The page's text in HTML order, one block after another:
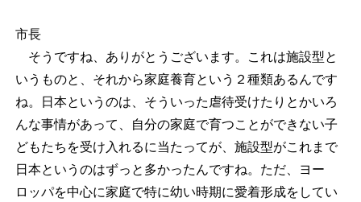
市長
そうですね、ありがとうございます。これは施設型と
いうものと、それから家庭養育という２種類あるんです
ね。日本というのは、そういった虐待受けたりとかいろ
んな事情があって、自分の家庭で育つことができない子
どもたちを受け入れるに当たってが、施設型がこれまで
日本というのはずっと多かったんですね。ただ、ヨー
ロッパを中心に家庭で特に幼い時期に愛着形成をしてい